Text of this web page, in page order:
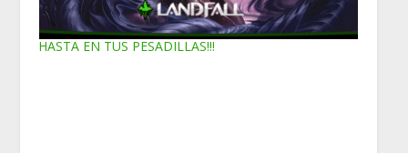
HASTA EN TUS PESADILLAS!!!